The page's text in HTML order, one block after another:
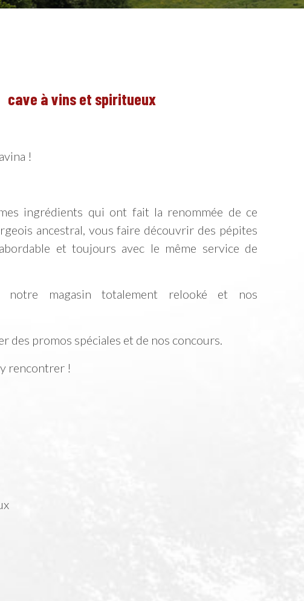
cave à vins et spiritueux
!
ingrédients qui ont fait la renommée de ce
ancestral, vous faire découvrir des pépites
et toujours avec le même service de
notre magasin totalement relooké et nos
des promos spéciales et de nos concours.
rencontrer !